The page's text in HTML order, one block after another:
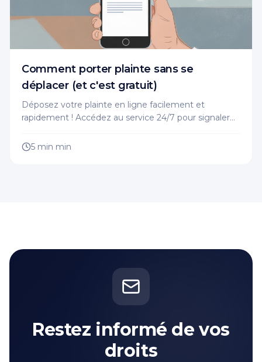
Comment porter plainte sans se
déplacer (et c'est gratuit)
Déposez votre plainte en ligne facilement et
rapidement ! Accédez au service 24/7 pour signaler
5 min min
Restez informé de vos
droits